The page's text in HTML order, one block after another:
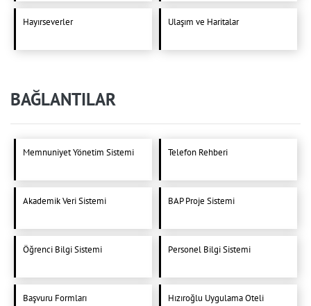
Hayırseverler Ulaşım ve Haritalar
BAĞLANTILAR
Memnuniyet Yönetim Sistemi Telefon Rehberi
Akademik Veri Sistemi BAP Proje Sistemi
Öğrenci Bilgi Sistemi Personel Bilgi Sistemi
Başvuru Formları Hızıroğlu Uygulama Oteli